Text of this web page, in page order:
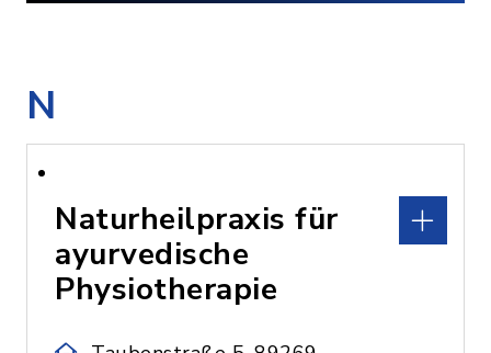
N
Naturheilpraxis für
ayurvedische
Physiotherapie